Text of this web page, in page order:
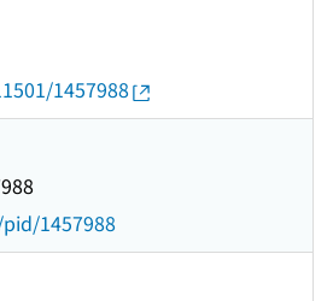
1457988
1457988